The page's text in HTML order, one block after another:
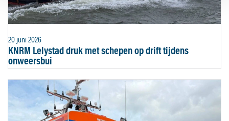
20 juni 2026
KNRM Lelystad druk met schepen op drift tijdens
onweersbui